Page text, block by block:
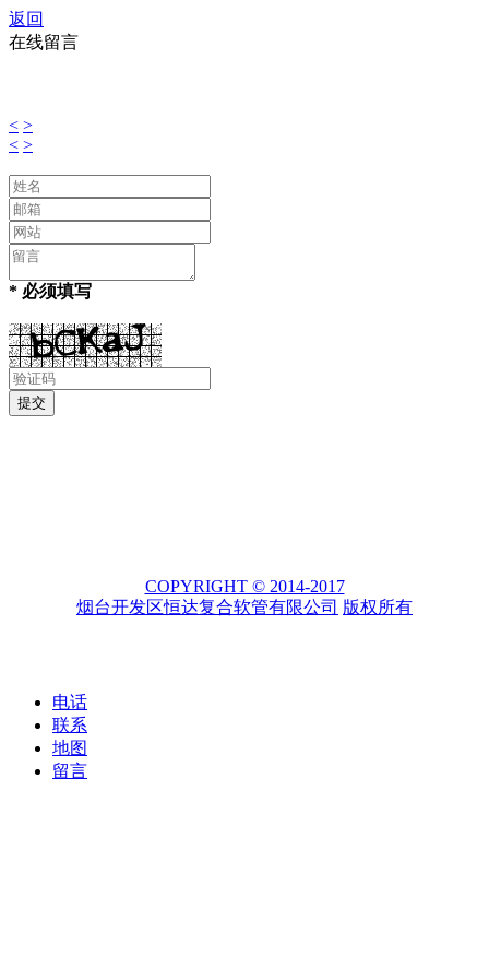
返回
在线留言
< >
< >
* 必须填写
COPYRIGHT © 2014-2017
烟台开发区恒达复合软管有限公司 版权所有
电话
联系
地图
留言